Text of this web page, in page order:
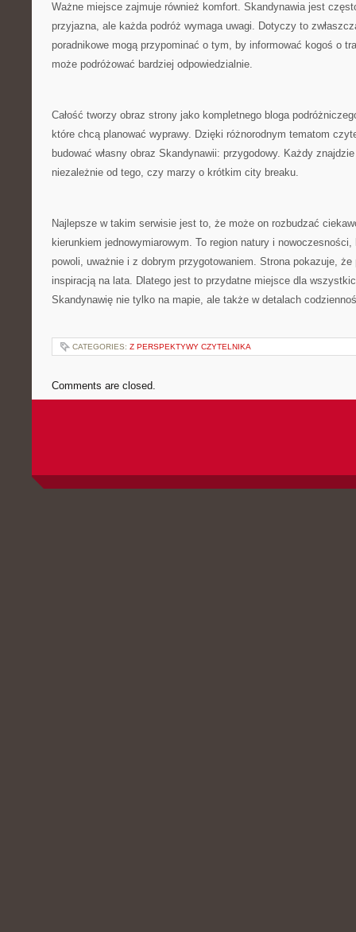
Ważne miejsce zajmuje również komfort. Skandynawia jest
przyjazna, ale każda podróż wymaga uwagi. Dotyczy to
poradnikowe mogą przypominać o tym, by informować kogoś o
może podróżować bardziej odpowiedzialnie.
Całość tworzy obraz strony jako kompletnego bloga
które chcą planować wyprawy. Dzięki różnorodnym tematom
budować własny obraz Skandynawii: przygodowy. Każdy
niezależnie od tego, czy marzy o krótkim city breaku.
Najlepsze w takim serwisie jest to, że może on rozbudzać
kierunkiem jednowymiarowym. To region natury i
powoli, uważnie i z dobrym przygotowaniem. Strona pokazuje, że
inspiracją na lata. Dlatego jest to przydatne miejsce dla
Skandynawię nie tylko na mapie, ale także w detalach
CATEGORIES: Z PERSPEKTYWY CZYTELNIKA
Comments are closed.